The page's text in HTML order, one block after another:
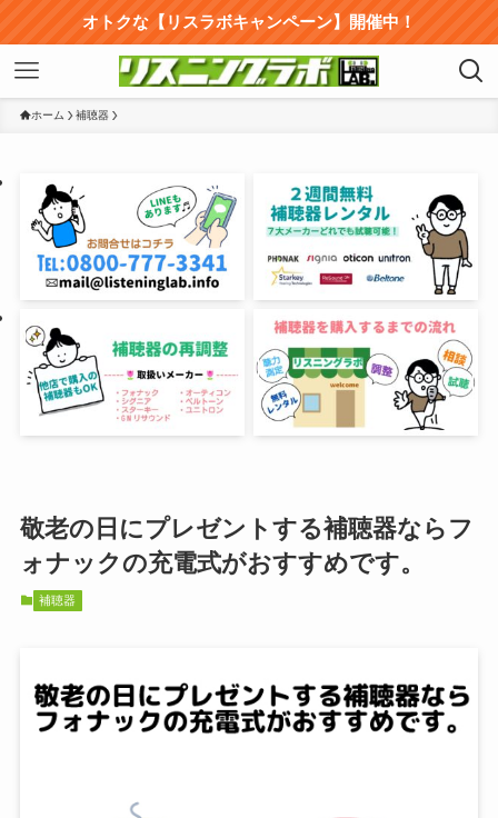
オトクな【リスラボキャンペーン】開催中！
ホーム 補聴器
敬老の日にプレゼントする補聴器ならフ
ォナックの充電式がおすすめです。
補聴器